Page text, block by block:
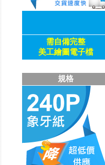
需自備完整
美工繪圖電子檔
規格